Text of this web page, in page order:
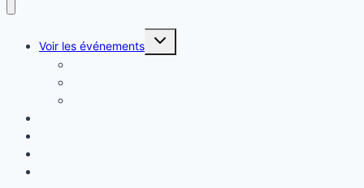
Voir les événements
Ouvrir/fermer